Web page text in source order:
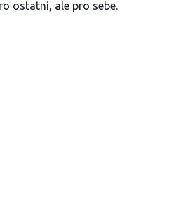
ostatní, ale pro sebe.